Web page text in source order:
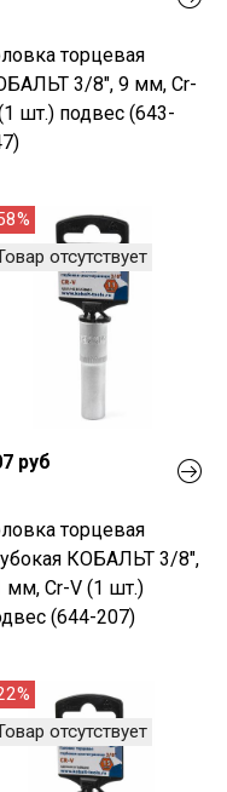
торцевая
3/8", 9 мм, Cr-
шт.) подвес (643-
отсутствует
руб
торцевая
КОБАЛЬТ 3/8",
мм, Cr-V (1 шт.)
(644-207)
отсутствует